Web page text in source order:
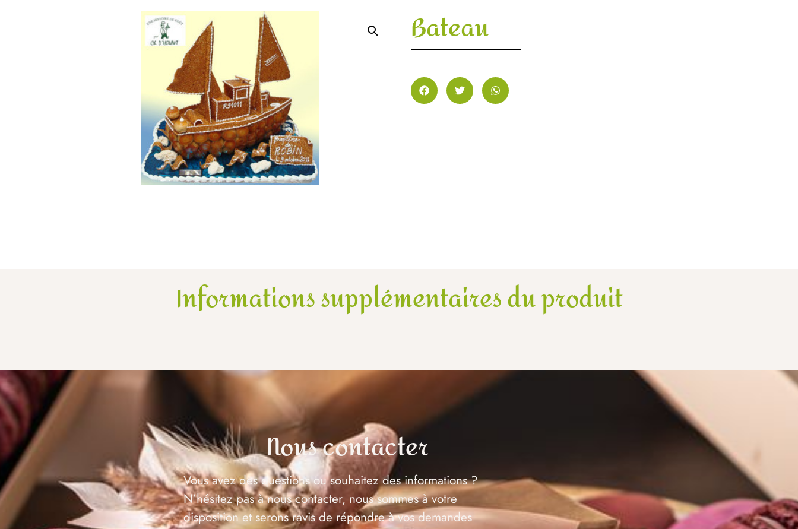
Bateau
Informations supplémentaires du produit
Nous contacter
Vous avez des questions ou souhaitez des informations ?
N’hésitez pas à nous contacter, nous sommes à votre
disposition et serons ravis de répondre à vos demandes